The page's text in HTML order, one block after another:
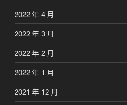
2022 年 4 月
2022 年 3 月
2022 年 2 月
2022 年 1 月
2021 年 12 月